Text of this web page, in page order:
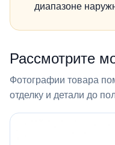
диапазоне
Рассмотрите
Фотографии товара
отделку и детали до